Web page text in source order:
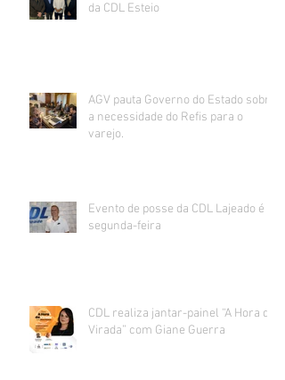
da CDL Esteio
AGV pauta Governo do Estado sobre
a necessidade do Refis para o
varejo.
Evento de posse da CDL Lajeado é
segunda-feira
CDL realiza jantar-painel “A Hora da
Virada” com Giane Guerra